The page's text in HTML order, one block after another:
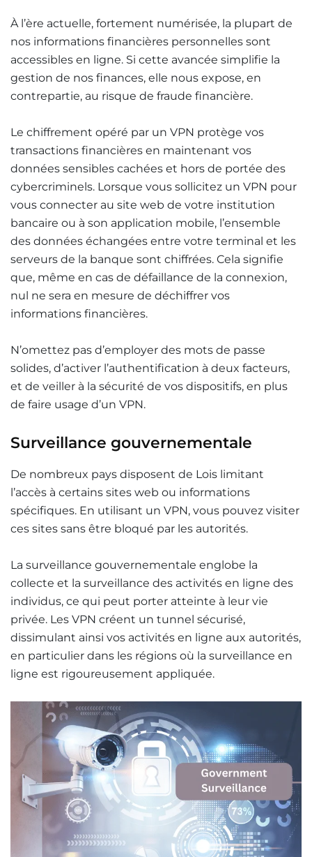
À l’ère actuelle, fortement numérisée, la plupart de
nos informations financières personnelles sont
accessibles en ligne. Si cette avancée simplifie la
gestion de nos finances, elle nous expose, en
contrepartie, au risque de fraude financière.
Le chiffrement opéré par un VPN protège vos
transactions financières en maintenant vos
données sensibles cachées et hors de portée des
cybercriminels. Lorsque vous sollicitez un VPN pour
vous connecter au site web de votre institution
bancaire ou à son application mobile, l’ensemble
des données échangées entre votre terminal et les
serveurs de la banque sont chiffrées. Cela signifie
que, même en cas de défaillance de la connexion,
nul ne sera en mesure de déchiffrer vos
informations financières.
N’omettez pas d’employer des mots de passe
solides, d’activer l’authentification à deux facteurs,
et de veiller à la sécurité de vos dispositifs, en plus
de faire usage d’un VPN.
Surveillance gouvernementale
De nombreux pays disposent de Lois limitant
l’accès à certains sites web ou informations
spécifiques. En utilisant un VPN, vous pouvez visiter
ces sites sans être bloqué par les autorités.
La surveillance gouvernementale englobe la
collecte et la surveillance des activités en ligne des
individus, ce qui peut porter atteinte à leur vie
privée. Les VPN créent un tunnel sécurisé,
dissimulant ainsi vos activités en ligne aux autorités,
en particulier dans les régions où la surveillance en
ligne est rigoureusement appliquée.